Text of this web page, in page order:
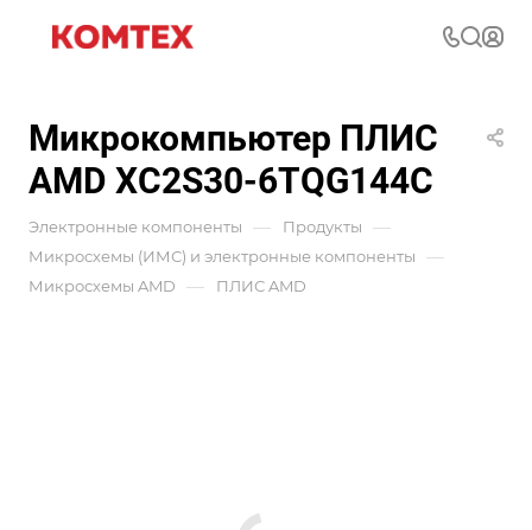
Микрокомпьютер ПЛИС
AMD XC2S30-6TQG144C
Электронные компоненты — Продукты —
Микросхемы (ИМС) и электронные компоненты —
Микросхемы AMD — ПЛИС AMD